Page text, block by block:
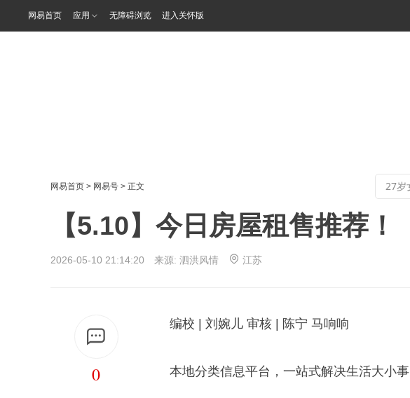
网易首页 应用 无障碍浏览 进入关怀版
网易首页 > 网易号 > 正文
【5.10】今日房屋租售推荐！
2026-05-10 21:14:20 来源: 泗洪风情 江苏
0
编校 | 刘婉儿 审核 | 陈宁 马响响
本地分类信息平台，一站式解决生活大小事